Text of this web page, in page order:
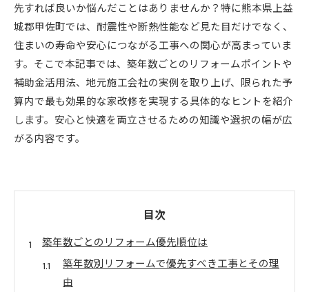
先すれば良いか悩んだことはありませんか？特に熊本県上益
城郡甲佐町では、耐震性や断熱性能など見た目だけでなく、
住まいの寿命や安心につながる工事への関心が高まっていま
す。そこで本記事では、築年数ごとのリフォームポイントや
補助金活用法、地元施工会社の実例を取り上げ、限られた予
算内で最も効果的な家改修を実現する具体的なヒントを紹介
します。安心と快適を両立させるための知識や選択の幅が広
がる内容です。
目次
築年数ごとのリフォーム優先順位は
築年数別リフォームで優先すべき工事とその理
由